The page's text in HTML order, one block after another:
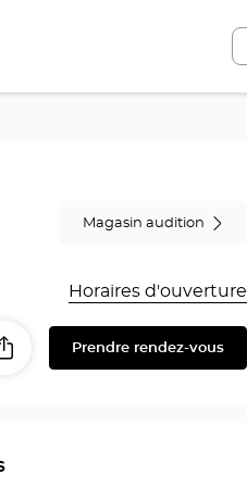
Magasin audition
Horaires d'ouverture
PartagerPrendre rendez-vous